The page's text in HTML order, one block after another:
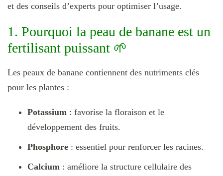
et des conseils d’experts pour optimiser l’usage.
1. Pourquoi la peau de banane est un
fertilisant puissant 🌱
Les peaux de banane contiennent des nutriments clés
pour les plantes :
Potassium : favorise la floraison et le
développement des fruits.
Phosphore : essentiel pour renforcer les racines.
Calcium : améliore la structure cellulaire des